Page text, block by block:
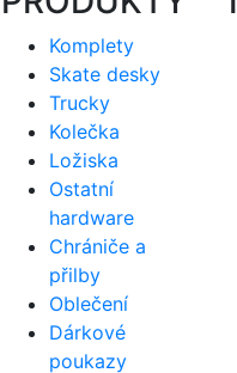
Komplety
Skate desky
Trucky
Kolečka
Ložiska
Ostatní
hardware
Chrániče a
přilby
Oblečení
Dárkové
poukazy